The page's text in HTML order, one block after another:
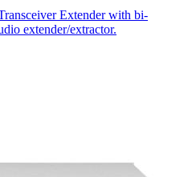
Extender with bi-
extender/extractor.